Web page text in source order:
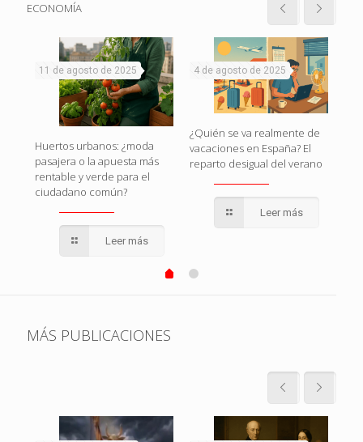
ECONOMÍA
11 de agosto de 2025
Huertos urbanos: ¿moda
pasajera o la apuesta más
rentable y verde para el
ciudadano común?
Leer más
4 de agosto de 2025
¿Quién se va realmente de
vacaciones en España? El
reparto desigual del verano
Leer más
MÁS PUBLICACIONES